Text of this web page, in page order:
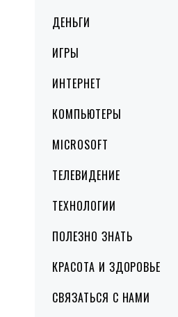
ДЕНЬГИ
ИГРЫ
ИНТЕРНЕТ
КОМПЬЮТЕРЫ
MICROSOFT
ТЕЛЕВИДЕНИЕ
ТЕХНОЛОГИИ
ПОЛЕЗНО ЗНАТЬ
КРАСОТА И ЗДОРОВЬЕ
СВЯЗАТЬСЯ С НАМИ